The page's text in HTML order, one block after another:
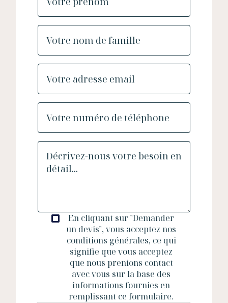
En cliquant sur "Demander
un devis", vous acceptez nos
conditions générales, ce qui
signifie que vous acceptez
que nous prenions contact
avec vous sur la base des
informations fournies en
remplissant ce formulaire.